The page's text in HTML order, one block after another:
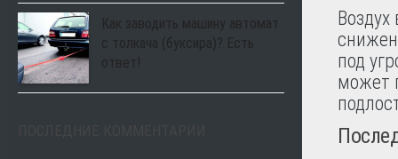
под
может
Как заводить машину автомат
с толкача (буксира)? Есть
ответ!